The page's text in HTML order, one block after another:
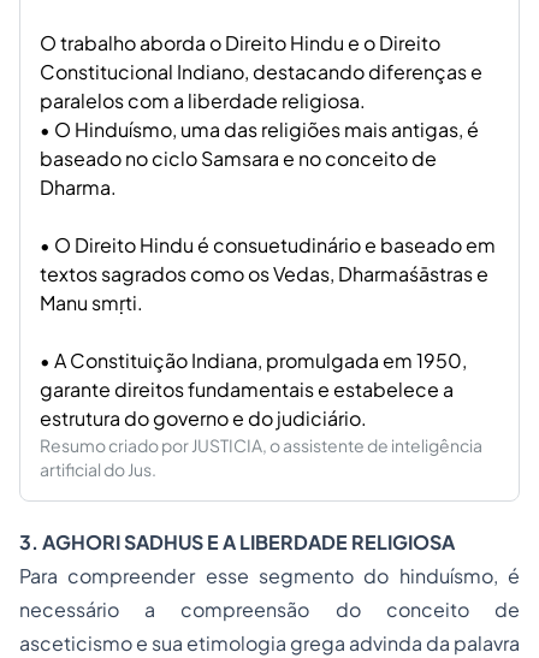
O trabalho aborda o Direito Hindu e o Direito
Constitucional Indiano, destacando diferenças e
paralelos com a liberdade religiosa.
• O Hinduísmo, uma das religiões mais antigas, é
baseado no ciclo Samsara e no conceito de
Dharma.
• O Direito Hindu é consuetudinário e baseado em
textos sagrados como os Vedas, Dharmaśāstras e
Manu smṛti.
• A Constituição Indiana, promulgada em 1950,
garante direitos fundamentais e estabelece a
estrutura do governo e do judiciário.
Resumo criado por JUSTICIA, o assistente de inteligência
artificial do Jus.
3. AGHORI SADHUS E A LIBERDADE RELIGIOSA
Para compreender esse segmento do hinduísmo, é
necessário a compreensão do conceito de
asceticismo e sua etimologia grega advinda da palavra